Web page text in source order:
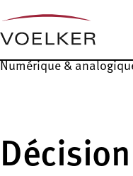
Numérique &
Décision